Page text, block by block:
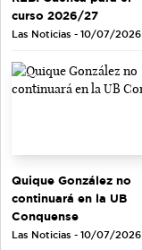
curso 2026/27
Las Noticias - 10/07/2026
Quique González no
continuará en la UB
Conquense
Las Noticias - 10/07/2026